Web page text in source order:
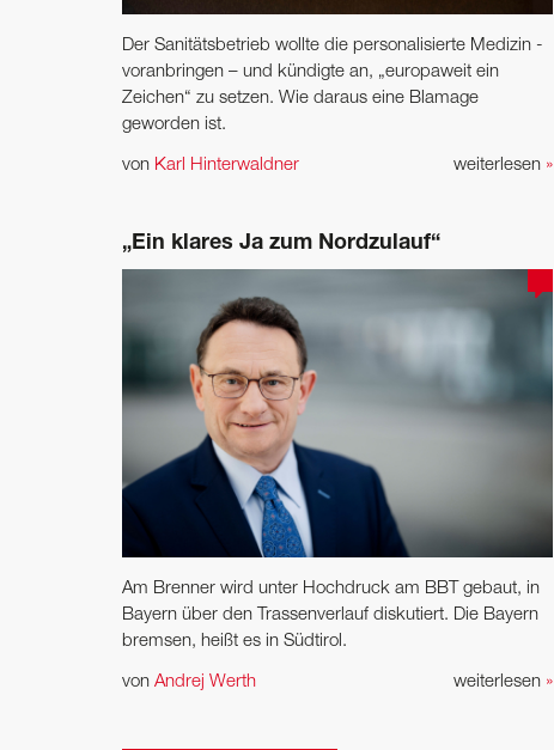
Der Sanitätsbetrieb wollte die personalisierte Medizin ­
voranbringen – und kündigte an, „europaweit ein
Zeichen“ zu setzen. Wie daraus eine Blamage
geworden ist.
weiterlesen »
von Karl Hinterwaldner
„Ein klares Ja zum Nordzulauf“
Am Brenner wird unter Hochdruck am BBT gebaut, in
Bayern über den Trassenverlauf diskutiert. Die Bayern
bremsen, heißt es in Südtirol.
weiterlesen »
von Andrej Werth